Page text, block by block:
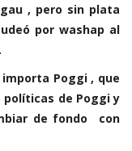
, pero sin plata
por washap al
Poggi , que
políticas de Poggi y
de fondo con